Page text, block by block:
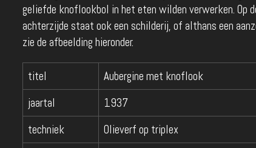
geliefde knoflookbol in het eten wilden verwerken. Op
achterzijde staat ook een schilderij, of althans een
zie de afbeelding hieronder.
titel
Aubergine met knoflook
jaartal
1937
techniek
Olieverf op triplex